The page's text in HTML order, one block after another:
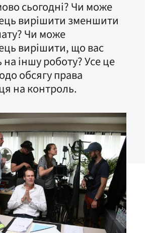
сьогодні? Чи може
вирішити зменшити
Чи може
вирішити, що вас
на іншу роботу? Усе це
обсягу права
на контроль.